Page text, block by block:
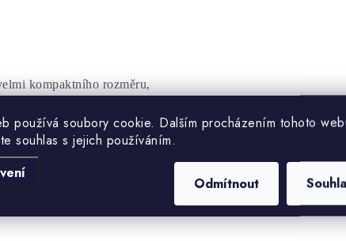
používá soubory cookie. Dalším procházením tohoto
souhlas s jejich používáním.
Odmítnout
kompaktního rozměru,
už vezete velikou
madlo ke kočárku